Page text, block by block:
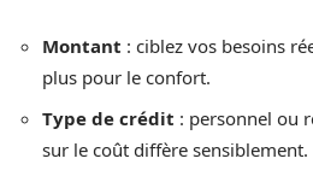
Montant : ciblez vos besoins
plus pour le confort.
Type de crédit : personnel ou
sur le coût diffère sensiblement.